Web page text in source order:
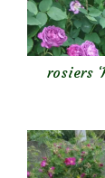
rosiers